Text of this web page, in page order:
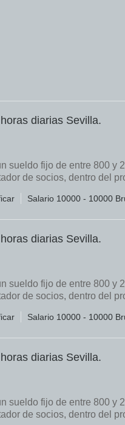
diarias Sevilla.
sueldo fijo de entre 800 y
de socios, dentro del
Salario 10000 - 10000
diarias Sevilla.
sueldo fijo de entre 800 y
de socios, dentro del
Salario 10000 - 10000
diarias Sevilla.
sueldo fijo de entre 800 y
de socios, dentro del